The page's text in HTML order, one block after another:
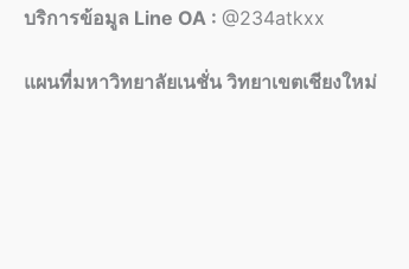
บริการข้อมูล Line OA : @234atkxx
แผนที่มหาวิทยาลัยเนชั่น วิทยาเขตเชียงใหม่